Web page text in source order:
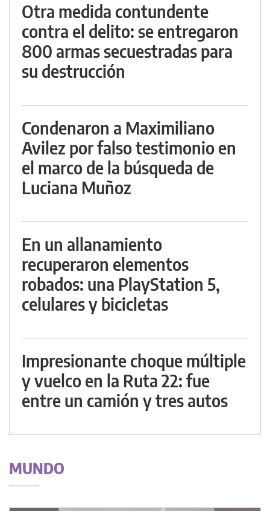
Otra medida contundente
contra el delito: se entregaron
800 armas secuestradas para
su destrucción
Condenaron a Maximiliano
Avilez por falso testimonio en
el marco de la búsqueda de
Luciana Muñoz
En un allanamiento
recuperaron elementos
robados: una PlayStation 5,
celulares y bicicletas
Impresionante choque múltiple
y vuelco en la Ruta 22: fue
entre un camión y tres autos
MUNDO